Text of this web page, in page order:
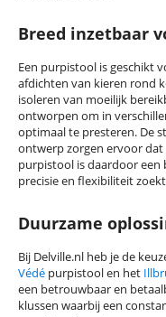
Breed inzetbaar
Een purpistool is geschikt
afdichten van kieren rond
isoleren van moeilijk
ontworpen om in
optimaal te presteren. De
ontwerp zorgen ervoor
purpistool is daardoor
precisie en flexibiliteit
Duurzame
Bij Delville.nl heb je de
Védé purpistoolen het
een betrouwbaar en
klussen waarbij een